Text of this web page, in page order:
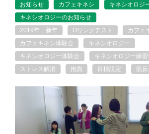
お知らせ カフェキネシ
キネシオロジ
キネシオロジーのお知らせ
2019年 新年
Oリングテスト
カフェ
カフェキネシ体験会
キネシオロジー
キネシオロジー体験会
キネシオロジー練習
ストレス解消
抱負 目標設定 筋